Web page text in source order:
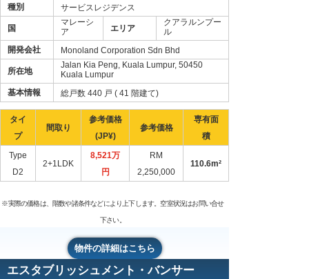
種別 サービスレジデンス
国
マレーシ
ア
エリア
クアラルンプー
ル
開発会社
Monoland Corporation Sdn Bhd
所在地
Jalan Kia Peng, Kuala Lumpur, 50450
Kuala Lumpur
基本情報
総戸数 440 戸 ( 41 階建て)
タイ
プ
間取り
参考価格
(JP¥)
参考価格
専有面
積
Type
D2
2+1LDK
8,521万
円
RM
2,250,000
110.6m²
※実際の価格は、階数や諸条件などにより上下します。空室状況はお問い合せ
下さい。
物件の詳細はこちら
エスタブリッシュメント・バンサー